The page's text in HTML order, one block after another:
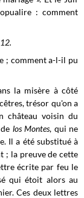
: comment
; comment a-l-il pu
la misère à côté
trésor qu'on a
château voisin du
los Montes, qui ne
Il a été substitué à
; la preuve de cette
écrite par feu le
qui étoit alors au
Ces deux lettres